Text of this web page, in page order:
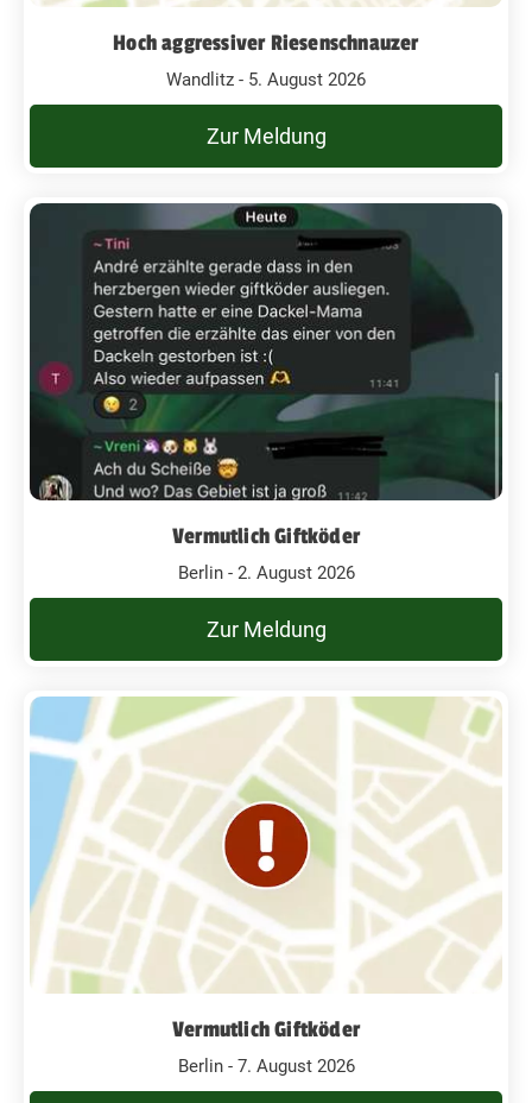
Hoch aggressiver Riesenschnauzer
Wandlitz - 5. August 2026
Zur Meldung
Vermutlich Giftköder
Berlin - 2. August 2026
Zur Meldung
Vermutlich Giftköder
Berlin - 7. August 2026